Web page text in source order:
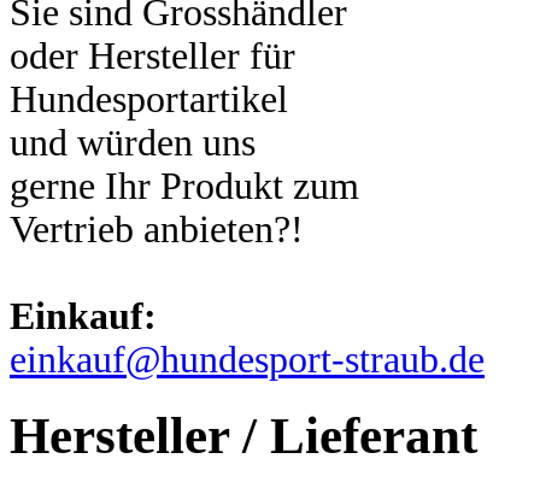
Sie sind Grosshändler
oder Hersteller für
Hundesportartikel
und würden uns
gerne Ihr Produkt zum
Vertrieb anbieten?!
Einkauf:
einkauf@hundesport-straub.de
Hersteller / Lieferant